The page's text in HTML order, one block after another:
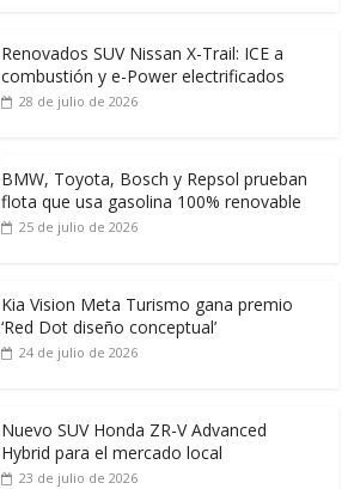
Renovados SUV Nissan X-Trail: ICE a
combustión y e-Power electrificados
28 de julio de 2026
BMW, Toyota, Bosch y Repsol prueban
flota que usa gasolina 100% renovable
25 de julio de 2026
Kia Vision Meta Turismo gana premio
‘Red Dot diseño conceptual’
24 de julio de 2026
Nuevo SUV Honda ZR-V Advanced
Hybrid para el mercado local
23 de julio de 2026